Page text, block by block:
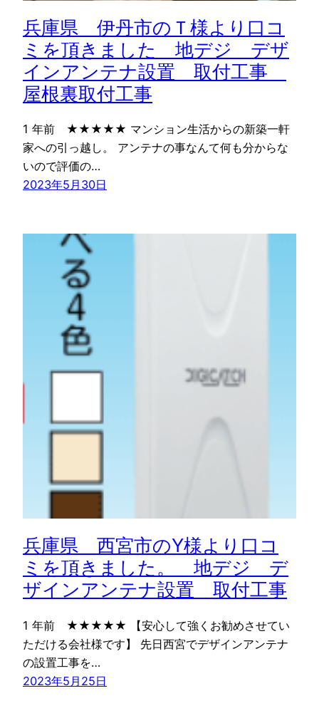
兵庫県 伊丹市のＴ様より口コ
ミを頂きました 地デジ デザ
インアンテナ設置 取付工事
屋根裏取付工事
1 年前 ★★★★★ マンション生活からの新築一軒
家への引っ越し。 アンテナの事なんて何も分からな
いので評価の…
2023年5月30日
兵庫県 西宮市のY様より口コ
ミを頂きました。 地デジ デ
ザインアンテナ設置 取付工事
1 年前 ★★★★★ 【安心して強くお勧めさせてい
ただける会社様です】 先日西宮でデザインアンテナ
の設置工事を…
2023年5月25日